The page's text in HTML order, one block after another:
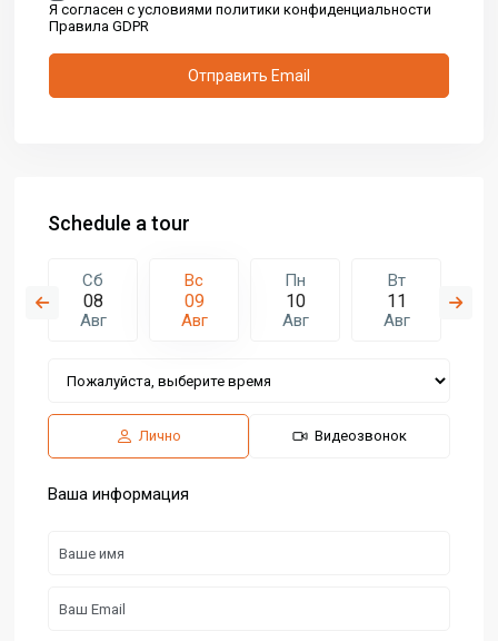
Я согласен с условиями политики конфиденциальности
Правила GDPR
Schedule a tour
Сб
08
Авг
Вс
09
Авг
Пн
10
Авг
Вт
11
Авг
Лично Видеозвонок
Ваша информация